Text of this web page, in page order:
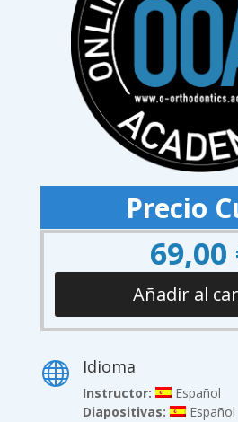
Precio
69,00
Añadir al
 Idioma
Instructor:
Español
Diapositivas:
Español